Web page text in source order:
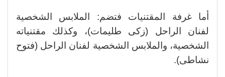
أما غرفة المقتنيات فتضم: الملابس الشخصية
لفنان الراحل (زكى طليمات)، وكذلك مقتنياته
الشخصية، والملابس الشخصية لفنان الراحل (فتوح
نشاطى).